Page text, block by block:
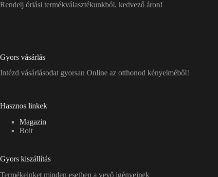
Rendelj óriási termékválasztékunkból, kedvező áron!
Gyors vásárlás
Intézd vásárlásodat gyorsan Online az otthonod kényelméből!
Hasznos linkek
Magazin
Bolt
Gyors kiszállítás
Termékeinket minden esetben a vevő igényeinek